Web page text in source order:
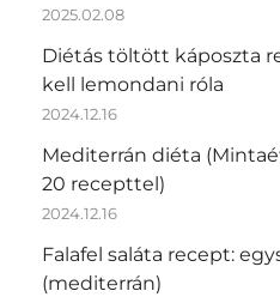
2025.02.08
Diétás töltött káposzta
kell lemondani róla
2024.12.16
Mediterrán diéta
20 recepttel)
2024.12.16
Falafel saláta recept:
(mediterrán)